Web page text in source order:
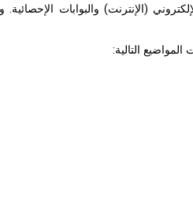
(الإنترنت) والبوابات
التالية: